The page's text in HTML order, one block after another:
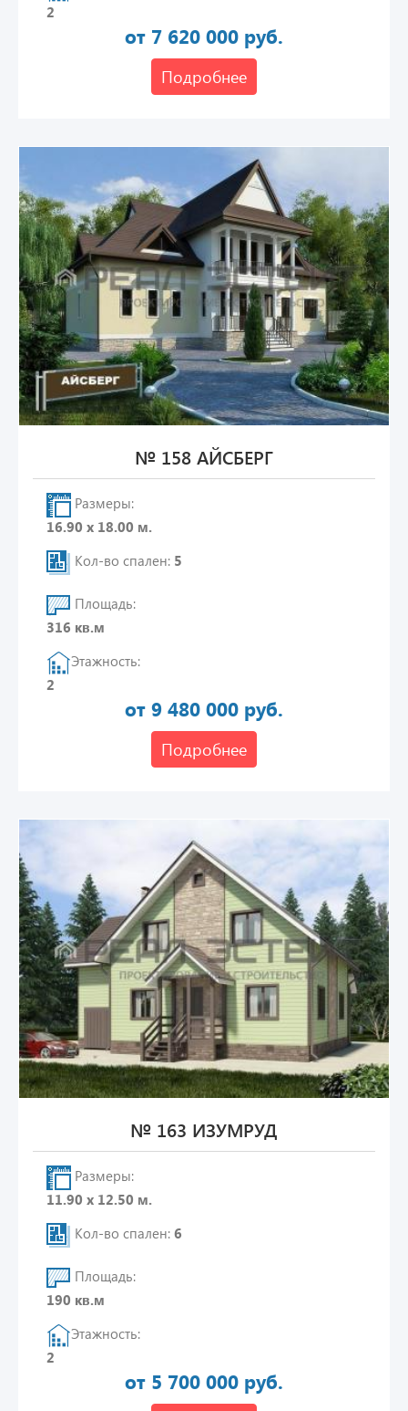
2
от 7 620 000 руб.
Подробнее
№ 158 АЙСБЕРГ
Размеры:
16.90 х 18.00 м.
Кол-во спален: 5
Площадь:
316 кв.м
Этажность:
2
от 9 480 000 руб.
Подробнее
№ 163 ИЗУМРУД
Размеры:
11.90 х 12.50 м.
Кол-во спален: 6
Площадь:
190 кв.м
Этажность:
2
от 5 700 000 руб.